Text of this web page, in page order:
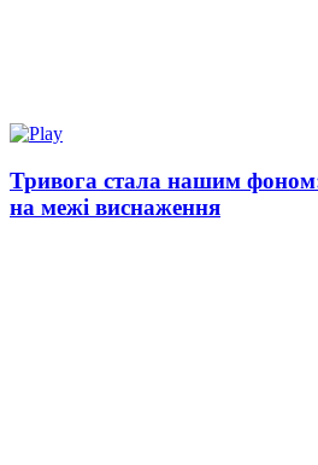
Тривога стала нашим
на межі виснаження